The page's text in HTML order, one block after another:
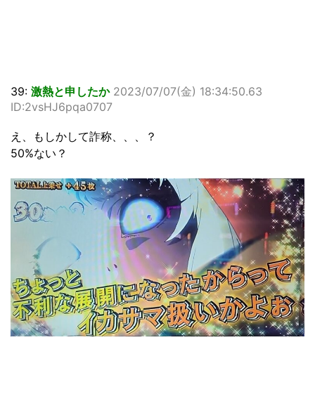
39: 激熱と申したか 2023/07/07(金) 18:34:50.63
ID:2vsHJ6pqa0707
え、もしかして詐称、、、？
50%ない？